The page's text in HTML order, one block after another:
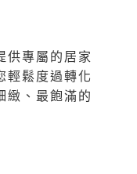
供專屬的居家
輕鬆度過轉化
緻、最飽滿的